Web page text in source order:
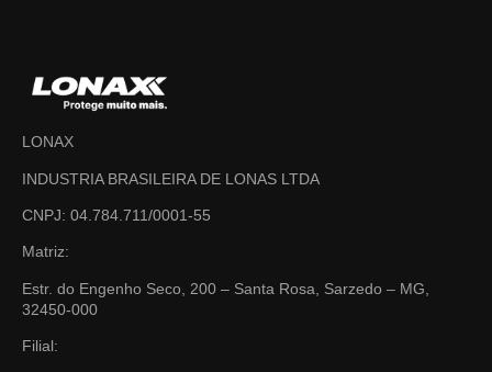
LONAX
INDUSTRIA BRASILEIRA DE LONAS LTDA
CNPJ: 04.784.711/0001-55
Matriz:
Estr. do Engenho Seco, 200 – Santa Rosa, Sarzedo – MG,
32450-000
Filial: